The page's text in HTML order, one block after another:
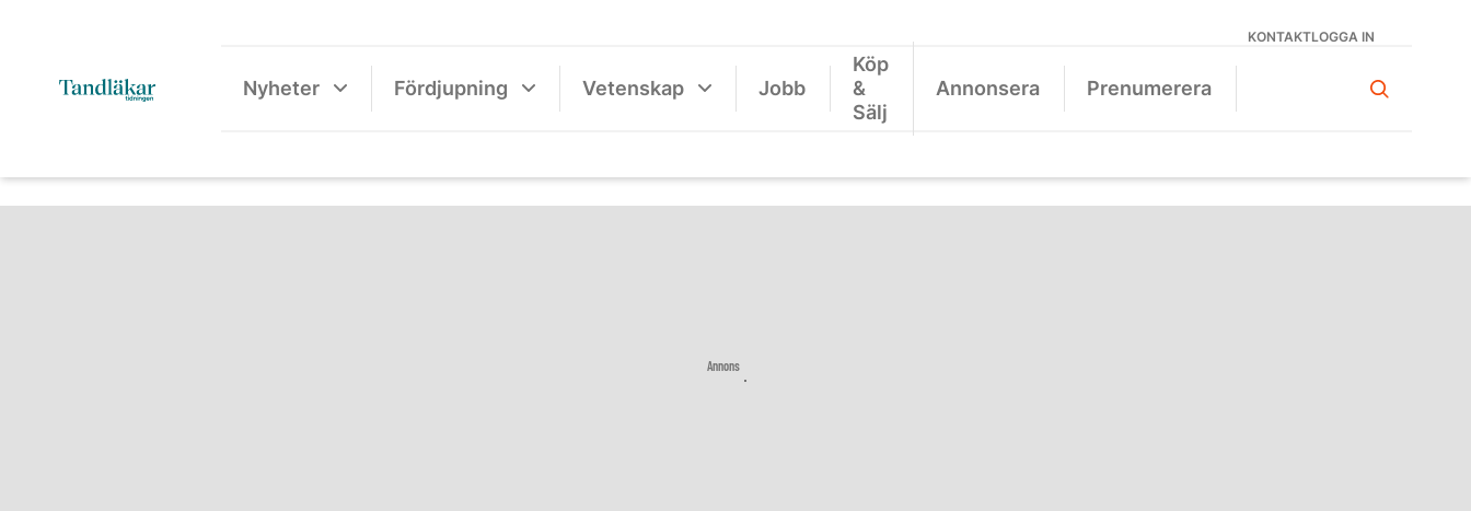
KONTAKTLOGGA IN
Nyheter Fördjupning Vetenskap Jobb
Köp
&
Sälj
Annonsera Prenumerera
Annons